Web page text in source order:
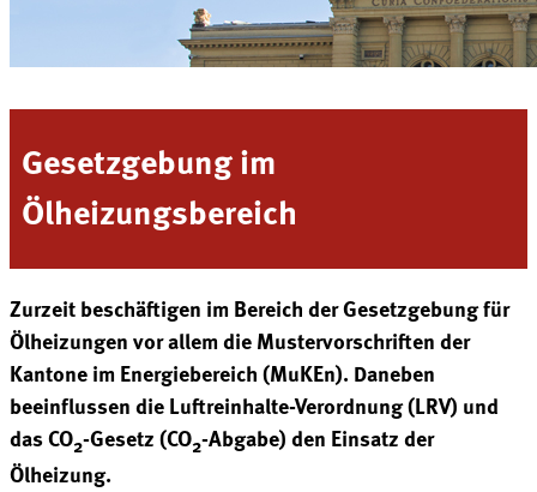
Gesetzgebung im
Ölheizungsbereich
Zurzeit beschäftigen im Bereich der Gesetzgebung für
Ölheizungen vor allem die Mustervorschriften der
Kantone im Energiebereich (MuKEn). Daneben
beeinflussen die Luftreinhalte-Verordnung (LRV) und
das CO2-Gesetz (CO2-Abgabe) den Einsatz der
Ölheizung.